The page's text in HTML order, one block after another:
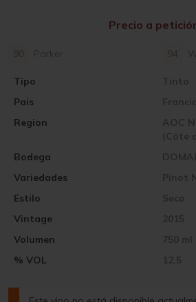
Parker
Pais
Vintage 2015
Region
AOC
(Côte
Volumen 750 ml
Bodega
% VOL 12,5
Variedades Pinot
Tipo Tinto
Estilo Seco
Precio a